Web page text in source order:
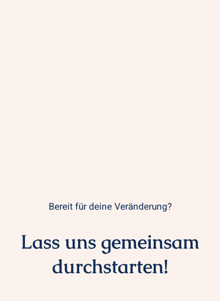
Bereit für deine Veränderung?
Lass uns gemeinsam
durchstarten!